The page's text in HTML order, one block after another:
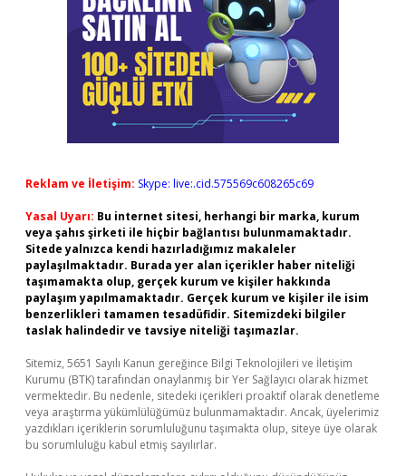
Reklam ve İletişim: Skype: live:.cid.575569c608265c69
Yasal Uyarı: Bu internet sitesi, herhangi bir marka, kurum
veya şahıs şirketi ile hiçbir bağlantısı bulunmamaktadır.
Sitede yalnızca kendi hazırladığımız makaleler
paylaşılmaktadır. Burada yer alan içerikler haber niteliği
taşımamakta olup, gerçek kurum ve kişiler hakkında
paylaşım yapılmamaktadır. Gerçek kurum ve kişiler ile isim
benzerlikleri tamamen tesadüfidir. Sitemizdeki bilgiler
taslak halindedir ve tavsiye niteliği taşımazlar.
Sitemiz, 5651 Sayılı Kanun gereğince Bilgi Teknolojileri ve İletişim
Kurumu (BTK) tarafından onaylanmış bir Yer Sağlayıcı olarak hizmet
vermektedir. Bu nedenle, sitedeki içerikleri proaktif olarak denetleme
veya araştırma yükümlülüğümüz bulunmamaktadır. Ancak, üyelerimiz
yazdıkları içeriklerin sorumluluğunu taşımakta olup, siteye üye olarak
bu sorumluluğu kabul etmiş sayılırlar.